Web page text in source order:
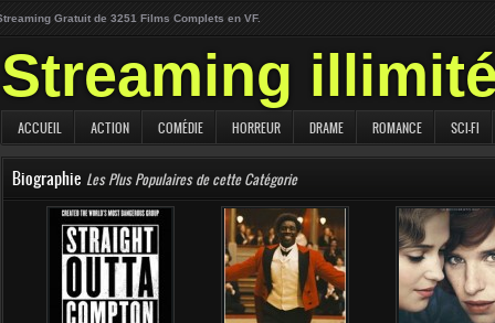
Gratuit de 3251 Films Complets en VF.
Streaming
ACCUEIL ACTION COMÉDIE HORREUR DRAME ROMANCE SCI-FI
Biographie Les Plus Populaires de cette Catégorie